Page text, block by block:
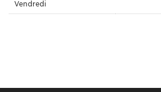
Vendredi